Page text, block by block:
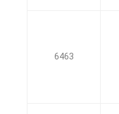
6463